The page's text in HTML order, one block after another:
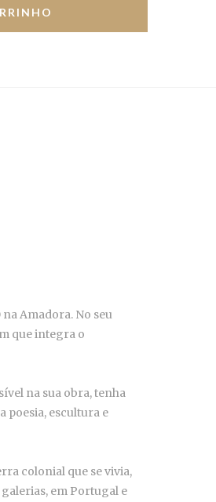
Amadora. No seu
que integra o
na sua obra, tenha
poesia, escultura e
colonial que se vivia,
em Portugal e